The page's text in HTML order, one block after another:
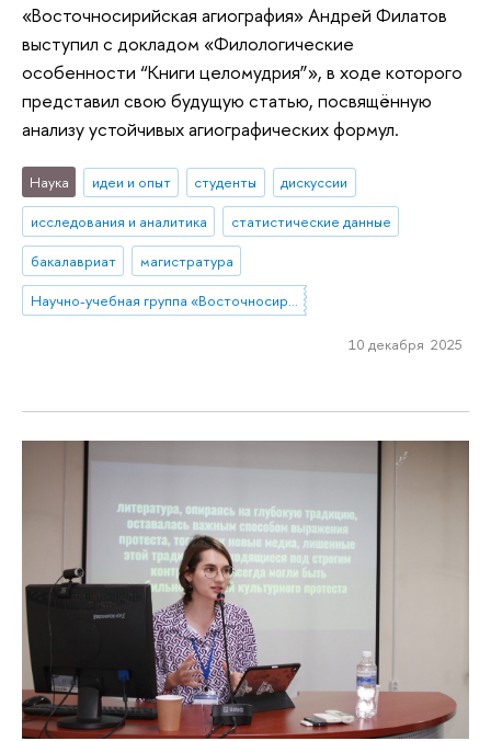
«Восточносирийская агиография» Андрей Филатов
выступил с докладом «Филологические
особенности “Книги целомудрия”», в ходе которого
представил свою будущую статью, посвящённую
анализу устойчивых агиографических формул.
Наука идеи и опыт студенты
дискуссии
исследования и аналитика
статистические данные
бакалавриат
магистратура
Научно-учебная группа «Восточносирийская агиография»
10 декабря 2025